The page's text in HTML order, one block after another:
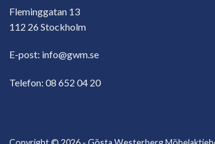
Fleminggatan 13
112 26 Stockholm
E-post: info@gwm.se
Telefon: 08 652 04 20